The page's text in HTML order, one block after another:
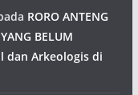
RORO ANTENG
BELUM
dan Arkeologis di